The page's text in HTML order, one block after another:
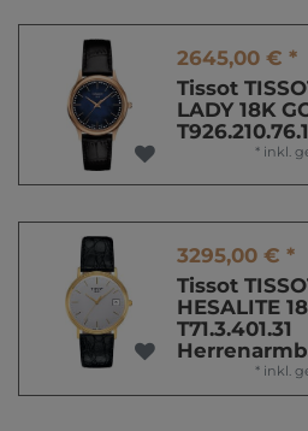
2645,00 € *
Tissot
LADY 18K
* inkl.
3295,00 € *
Tissot
HESALITE
T71.3.401.31
* inkl.